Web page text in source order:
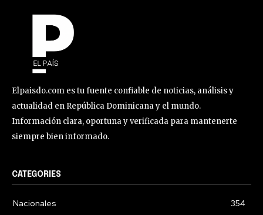
Elpaisdo.com es tu fuente confiable de noticias, análisis y
actualidad en República Dominicana y el mundo.
Información clara, oportuna y verificada para mantenerte
siempre bien informado.
CATEGORIES
Nacionales
354